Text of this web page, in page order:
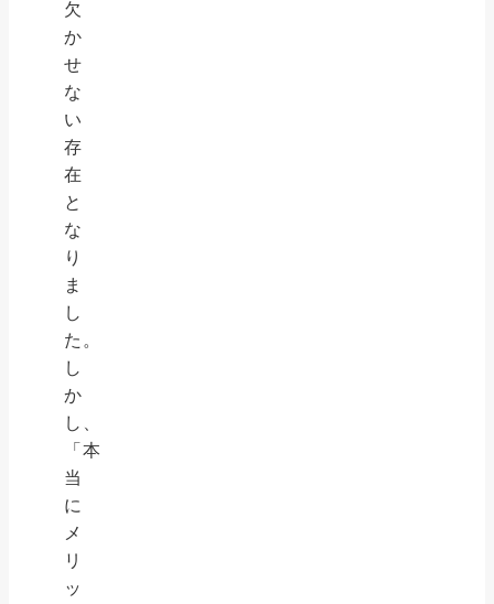
欠
か
せ
な
い
存
在
と
な
り
ま
し
た。
し
か
し、
「本
当
に
メ
リ
ッ